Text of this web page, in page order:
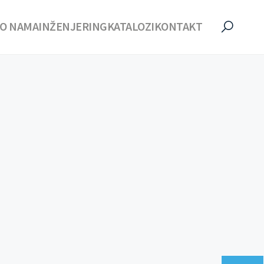
O NAMAINŽENJERINGKATALOZIKONTAKT